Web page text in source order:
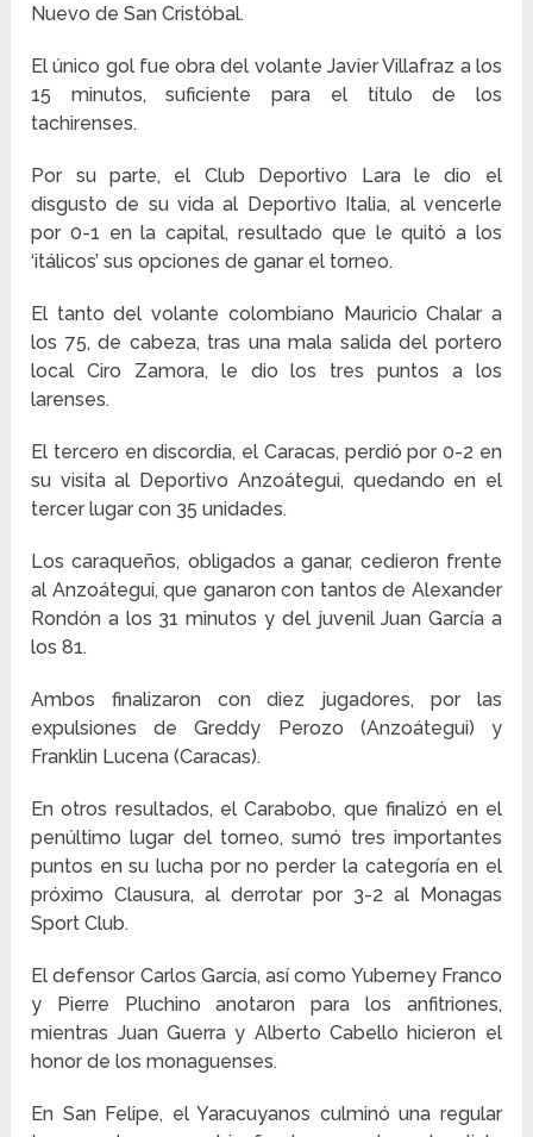
Nuevo de San Cristóbal.
El único gol fue obra del volante Javier Villafraz a los
15 minutos, suficiente para el título de los
tachirenses.
Por su parte, el Club Deportivo Lara le dio el
disgusto de su vida al Deportivo Italia, al vencerle
por 0-1 en la capital, resultado que le quitó a los
‘itálicos’ sus opciones de ganar el torneo.
El tanto del volante colombiano Mauricio Chalar a
los 75, de cabeza, tras una mala salida del portero
local Ciro Zamora, le dio los tres puntos a los
larenses.
El tercero en discordia, el Caracas, perdió por 0-2 en
su visita al Deportivo Anzoátegui, quedando en el
tercer lugar con 35 unidades.
Los caraqueños, obligados a ganar, cedieron frente
al Anzoátegui, que ganaron con tantos de Alexander
Rondón a los 31 minutos y del juvenil Juan García a
los 81.
Ambos finalizaron con diez jugadores, por las
expulsiones de Greddy Perozo (Anzoátegui) y
Franklin Lucena (Caracas).
En otros resultados, el Carabobo, que finalizó en el
penúltimo lugar del torneo, sumó tres importantes
puntos en su lucha por no perder la categoría en el
próximo Clausura, al derrotar por 3-2 al Monagas
Sport Club.
El defensor Carlos García, así como Yuberney Franco
y Pierre Pluchino anotaron para los anfitriones,
mientras Juan Guerra y Alberto Cabello hicieron el
honor de los monaguenses.
En San Felipe, el Yaracuyanos culminó una regular